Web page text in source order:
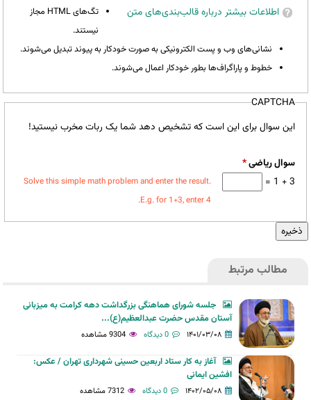
اطلاعات بیشتر درباره قالب‌بندی‌های متن
تگ‌های HTML مجاز
نیستند.
نشانی‌های وب و پست الکترونیکی به صورت خودکار به پیوند تبدیل می‌شوند.
خطوط و پاراگراف‌ها بطور خودکار اعمال می‌شوند.
CAPTCHA
این سوال برای این است که تشخیص دهد شما یک ربات مخرب نیستید!
سوال ریاضی*
3 + 1 =
Solve this simple math problem and enter the result.
E.g. for 1+3, enter 4.
مطالب مرتبط
جلسه شورای هماهنگی بزرگداشت دهه کرامت به میزبانی
آستان مقدس حضرت عبدالعظیم(ع)...
۱۴۰۱/۰۳/۰۸ 0 دیدگاه 9304 مشاهده
آغاز به کار ستاد اربعین حسینی شهرداری تهران / عکس:
افشین ایمانی
۱۴۰۲/۰۵/۰۸ 0 دیدگاه 7312 مشاهده